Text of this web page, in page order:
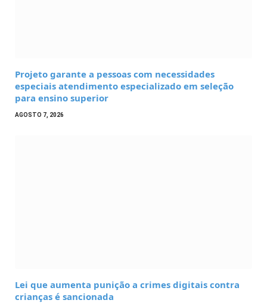
Projeto garante a pessoas com necessidades
especiais atendimento especializado em seleção
para ensino superior
AGOSTO 7, 2026
Lei que aumenta punição a crimes digitais contra
crianças é sancionada